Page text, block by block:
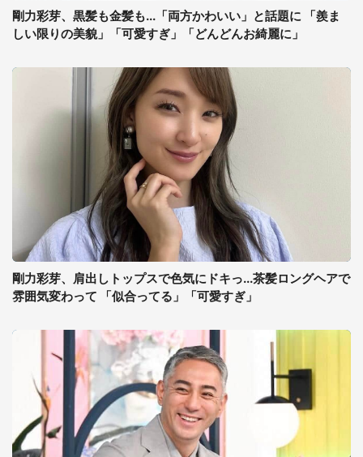
剛力彩芽、黒髪も金髪も...「両方かわいい」と話題に 「羨ま
しい限りの美貌」「可愛すぎ」「どんどんお綺麗に」
剛力彩芽、肩出しトップスで色気にドキっ...茶髪ロングヘアで
雰囲気変わって 「似合ってる」「可愛すぎ」